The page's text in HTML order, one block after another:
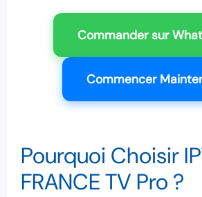
Commander sur
Commencer
Pourquoi Choisir
FRANCE TV Pro ?